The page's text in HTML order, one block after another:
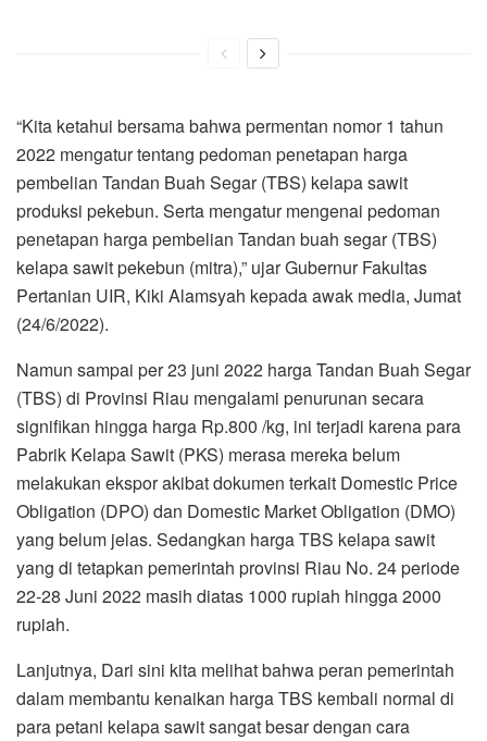
“Kita ketahui bersama bahwa permentan nomor 1 tahun
2022 mengatur tentang pedoman penetapan harga
pembelian Tandan Buah Segar (TBS) kelapa sawit
produksi pekebun. Serta mengatur mengenai pedoman
penetapan harga pembelian Tandan buah segar (TBS)
kelapa sawit pekebun (mitra),” ujar Gubernur Fakultas
Pertanian UIR, Kiki Alamsyah kepada awak media, Jumat
(24/6/2022).
Namun sampai per 23 juni 2022 harga Tandan Buah Segar
(TBS) di Provinsi Riau mengalami penurunan secara
signifikan hingga harga Rp.800 /kg, ini terjadi karena para
Pabrik Kelapa Sawit (PKS) merasa mereka belum
melakukan ekspor akibat dokumen terkait Domestic Price
Obligation (DPO) dan Domestic Market Obligation (DMO)
yang belum jelas. Sedangkan harga TBS kelapa sawit
yang di tetapkan pemerintah provinsi Riau No. 24 periode
22-28 Juni 2022 masih diatas 1000 rupiah hingga 2000
rupiah.
Lanjutnya, Dari sini kita melihat bahwa peran pemerintah
dalam membantu kenaikan harga TBS kembali normal di
para petani kelapa sawit sangat besar dengan cara